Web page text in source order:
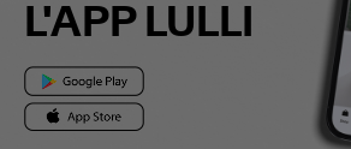
L'APP LULLI